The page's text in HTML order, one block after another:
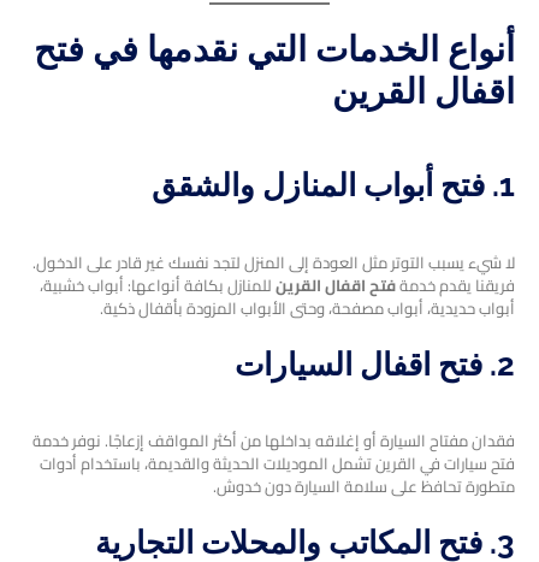
أنواع الخدمات التي نقدمها في فتح
اقفال القرين
1. فتح أبواب المنازل والشقق
لا شيء يسبب التوتر مثل العودة إلى المنزل لتجد نفسك غير قادر على الدخول.
فريقنا يقدم خدمةفتح اقفال القرينللمنازل بكافة أنواعها: أبواب خشبية،
أبواب حديدية، أبواب مصفحة، وحتى الأبواب المزودة بأقفال ذكية.
2. فتح اقفال السيارات
فقدان مفتاح السيارة أو إغلاقه بداخلها من أكثر المواقف إزعاجًا. نوفر خدمة
فتح سيارات في القرين تشمل الموديلات الحديثة والقديمة، باستخدام أدوات
متطورة تحافظ على سلامة السيارة دون خدوش.
3. فتح المكاتب والمحلات التجارية